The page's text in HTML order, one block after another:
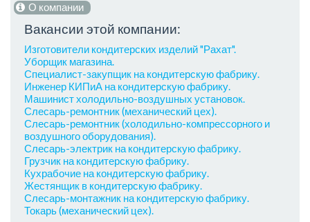
О компании
Вакансии этой компании:
Изготовители кондитерских изделий "Рахат".
Уборщик магазина.
Специалист-закупщик на кондитерскую фабрику.
Инженер КИПиА на кондитерскую фабрику.
Машинист холодильно-воздушных установок.
Слесарь-ремонтник (механический цех).
Слесарь-ремонтник (холодильно-компрессорного и
воздушного оборудования).
Слесарь-электрик на кондитерскую фабрику.
Грузчик на кондитерскую фабрику.
Кухрабочие на кондитерскую фабрику.
Жестянщик в кондитерскую фабрику.
Слесарь-монтажник на кондитерскую фабрику.
Токарь (механический цех).